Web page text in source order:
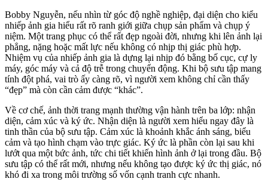
Bobby Nguyễn, nếu nhìn từ góc độ nghề nghiệp, đại diện cho kiểu
nhiếp ảnh gia hiểu rất rõ ranh giới giữa chụp sản phẩm và chụp ý
niệm. Một trang phục có thể rất đẹp ngoài đời, nhưng khi lên ảnh lại
phẳng, nặng hoặc mất lực nếu không có nhịp thị giác phù hợp.
Nhiệm vụ của nhiếp ảnh gia là dựng lại nhịp đó bằng bố cục, cự ly
máy, góc máy và cả độ trễ trong chuyển động. Khi bộ sưu tập mang
tính đột phá, vai trò ấy càng rõ, vì người xem không chỉ cần thấy
“đẹp” mà còn cần cảm được “khác”.
Về cơ chế, ảnh thời trang mạnh thường vận hành trên ba lớp: nhận
diện, cảm xúc và ký ức. Nhận diện là người xem hiểu ngay đây là
tinh thần của bộ sưu tập. Cảm xúc là khoảnh khắc ánh sáng, biểu
cảm và tạo hình chạm vào trực giác. Ký ức là phần còn lại sau khi
lướt qua một bức ảnh, tức chi tiết khiến hình ảnh ở lại trong đầu. Bộ
sưu tập có thể rất mới, nhưng nếu không tạo được ký ức thị giác, nó
khó đi xa trong môi trường số vốn cạnh tranh cực nhanh.